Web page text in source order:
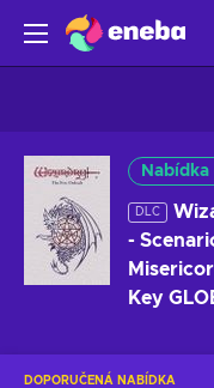
DLC
-
Key
DOPORUČENÁ NABÍDKA